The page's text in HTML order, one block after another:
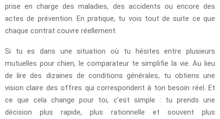
prise en charge des maladies, des accidents ou encore des
actes de prévention. En pratique, tu vois tout de suite ce que
chaque contrat couvre réellement.
Si tu es dans une situation où tu hésites entre plusieurs
mutuelles pour chien, le comparateur te simplifie la vie. Au lieu
de lire des dizaines de conditions générales, tu obtiens une
vision claire des offres qui correspondent à ton besoin réel. Et
ce que cela change pour toi, c’est simple : tu prends une
décision plus rapide, plus rationnelle et souvent plus